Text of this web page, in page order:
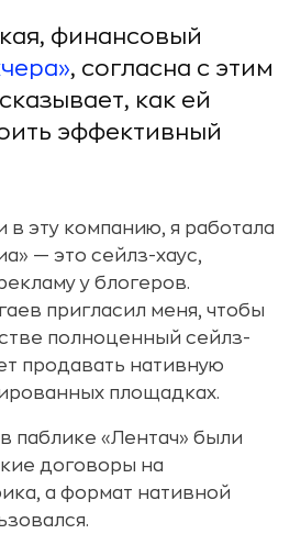
финансовый
, согласна с этим
как ей
эффективный
в эту компанию, я работала
— это сейлз-хаус,
у блогеров.
пригласил меня, чтобы
полноценный сейлз-
продавать нативную
площадках.
паблике «Лентач» были
договоры на
а формат нативной